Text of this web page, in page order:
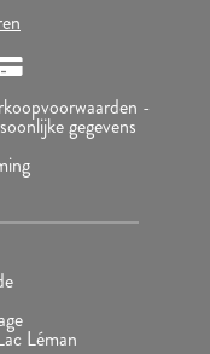
-
gegevens
Léman